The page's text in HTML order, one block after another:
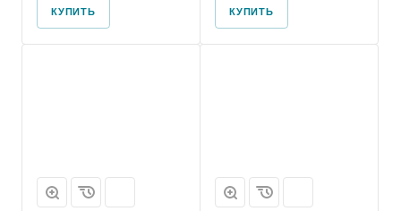
КУПИТЬ КУПИТЬ